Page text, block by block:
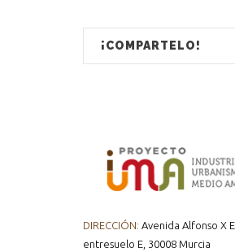
¡COMPARTELO!
DIRECCIÓN: Avenida Alfonso X
entresuelo E, 30008 Murcia